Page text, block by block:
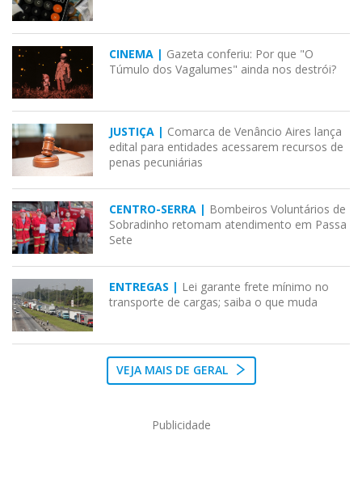
CINEMA | Gazeta conferiu: Por que "O
Túmulo dos Vagalumes" ainda nos destrói?
JUSTIÇA | Comarca de Venâncio Aires lança
edital para entidades acessarem recursos de
penas pecuniárias
CENTRO-SERRA | Bombeiros Voluntários de
Sobradinho retomam atendimento em Passa
Sete
ENTREGAS | Lei garante frete mínimo no
transporte de cargas; saiba o que muda
VEJA MAIS DE GERAL
Publicidade